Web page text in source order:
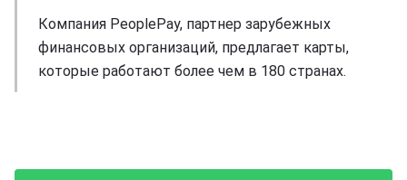
Компания PeoplePay, партнер зарубежных
финансовых организаций, предлагает карты,
которые работают более чем в 180 странах.